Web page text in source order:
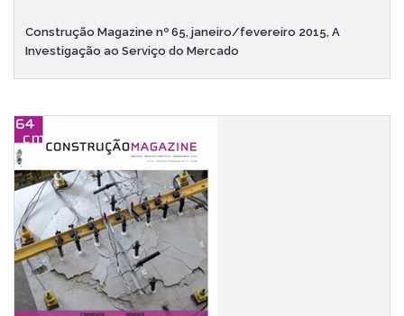
Construção Magazine nº 65, janeiro/fevereiro 2015, A
Investigação ao Serviço do Mercado